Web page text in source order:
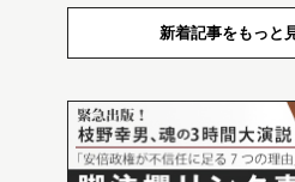
新着記事をもっと